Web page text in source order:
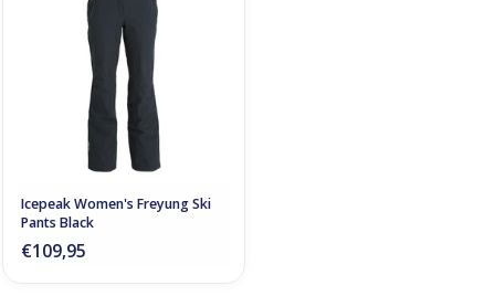
Icepeak Women's Freyung Ski
Pants Black
€109,95